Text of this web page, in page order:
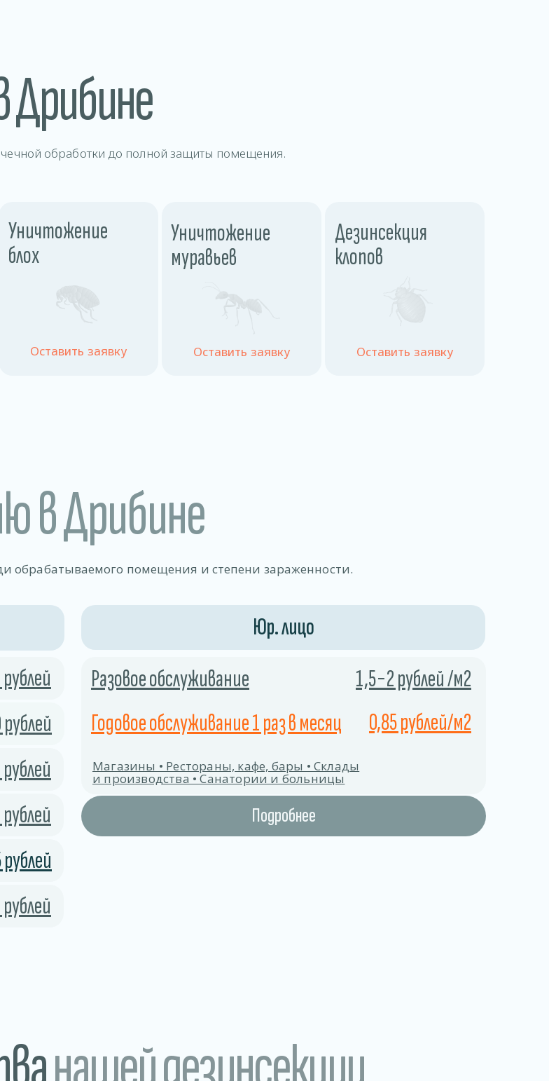
обработки до полной защиты помещения.
Дрибине
Оставить заявку
Дезинсекция
клопов
Оставить заявку
Уничтожение
блох
Оставить заявку
Уничтожение
муравьев
в Дрибине
обрабатываемого помещения и степени зараженности.
Юр. лицо
Магазины • Рестораны, кафе, бары • Склады
и производства • Санатории и больницы
0,85 рублей/м2
Подробнее
Годовое обслуживание 1 раз в месяц
Разовое обслуживание 1,5−2 рублей /м2